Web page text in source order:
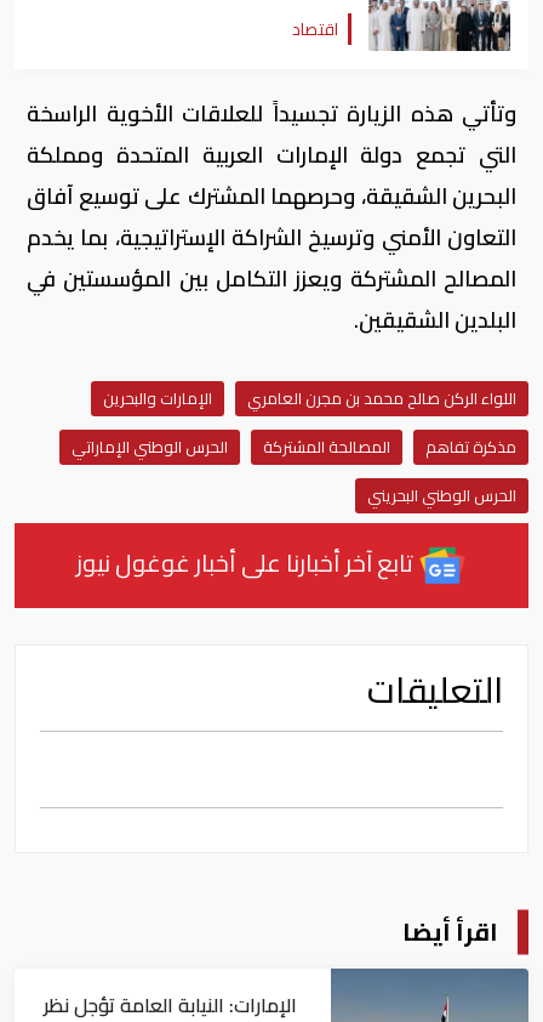
اقتصاد
وتأتي هذه الزيارة تجسيداً للعلاقات الأخوية الراسخة
التي تجمع دولة الإمارات العربية المتحدة ومملكة
البحرين الشقيقة، وحرصهما المشترك على توسيع آفاق
التعاون الأمني وترسيخ الشراكة الإستراتيجية، بما يخدم
المصالح المشتركة ويعزز التكامل بين المؤسستين في
البلدين الشقيقين.
اللواء الركن صالح محمد بن مجرن العامري
الإمارات والبحرين
مذكرة تفاهم
المصالحة المشتركة
الحرس الوطني الإماراتي
الحرس الوطني البحريني
تابع آخر أخبارنا على أخبار غوغول نيوز
التعليقات
اقرأ أيضا
الإمارات: النيابة العامة تؤجل نظر